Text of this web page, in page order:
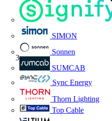
SIMON
Sonnen
SUMCAB
Sync Energy
Thorn Lighting
Top Cable
Volti TV